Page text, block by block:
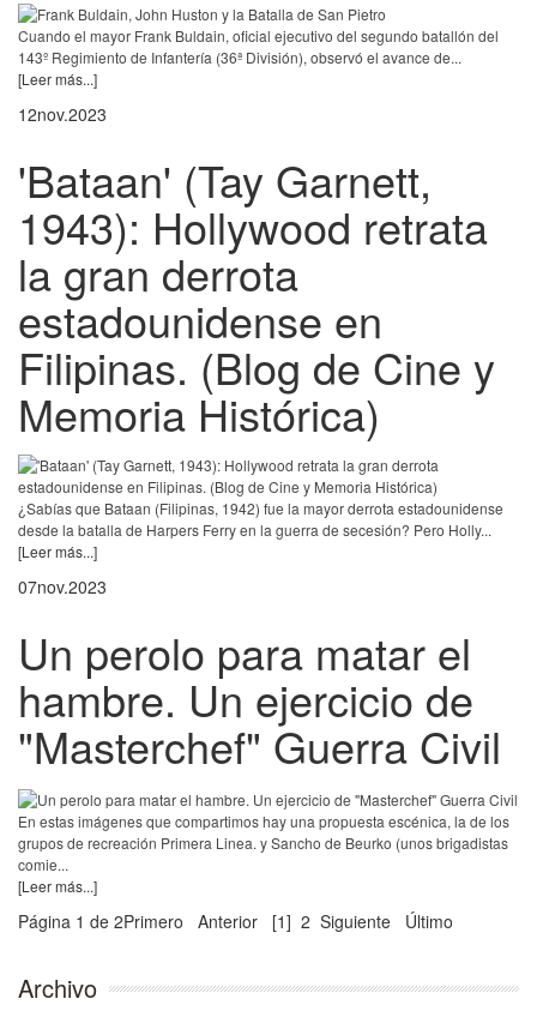
Cuando el mayor Frank Buldain, oficial ejecutivo del segundo batallón del
143º Regimiento de Infantería (36ª División), observó el avance de...
[Leer más...]
12nov.2023
'Bataan' (Tay Garnett,
1943): Hollywood retrata
la gran derrota
estadounidense en
Filipinas. (Blog de Cine y
Memoria Histórica)
¿Sabías que Bataan (Filipinas, 1942) fue la mayor derrota estadounidense
desde la batalla de Harpers Ferry en la guerra de secesión? Pero Holly...
[Leer más...]
07nov.2023
Un perolo para matar el
hambre. Un ejercicio de
"Masterchef" Guerra Civil
En estas imágenes que compartimos hay una propuesta escénica, la de los
grupos de recreación Primera Linea. y Sancho de Beurko (unos brigadistas
comie...
[Leer más...]
Página 1 de 2Primero Anterior [1] 2 Siguiente Último
Archivo